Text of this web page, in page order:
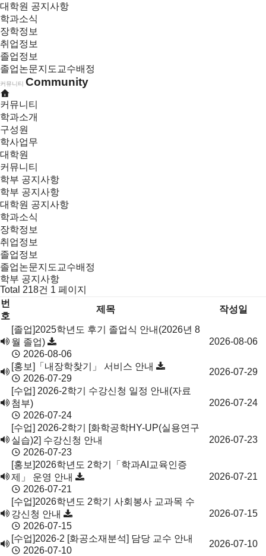
대학원 공지사항
학과소식
장학정보
취업정보
졸업정보
졸업논문지도교수배정
커뮤니티 Community
커뮤니티
학과소개
구성원
학사업무
대학원
커뮤니티
학부 공지사항
학부 공지사항
대학원 공지사항
학과소식
장학정보
취업정보
졸업정보
졸업논문지도교수배정
학부 공지사항
Total 218건 1 페이지
부
지
항
목
번
호
제목
작성일
[졸업]2025학년도 후기 졸업식 안내(2026년 8
월 졸업)
2026-08-06
2026-08-06
[홍보]「내장학찾기」 서비스 안내
2026-07-29
2026-07-29
[수업] 2026-2학기 수강신청 일정 안내(자료
첨부)
2026-07-24
2026-07-24
[수업] 2026-2학기 [화학공학HY-UP(실용연구
실습)2] 수강신청 안내
2026-07-23
2026-07-23
[홍보]2026학년도 2학기「학과AI교육인증
제」 운영 안내
2026-07-21
2026-07-21
[수업]2026학년도 2학기 사회봉사 교과목 수
강신청 안내
2026-07-15
2026-07-15
[수업]2026-2 [화공소재분석] 담당 교수 안내
2026-07-10
2026-07-10